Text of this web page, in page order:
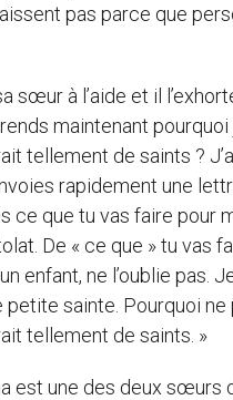
pas parce que
sœur à l’aide et il
maintenant pourquoi
tellement de saints ?
rapidement une
ce que tu vas faire pour
De « ce que » tu vas
enfant, ne l’oublie pas.
petite sainte. Pourquoi ne
tellement de saints. »
est une des deux sœurs